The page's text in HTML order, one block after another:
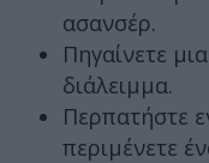
ασανσέρ.
Πηγαίνετε
διάλειμμα.
Περπατήστε
περιμένετε